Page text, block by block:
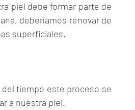
piel debe formar parte de
deberíamos renovar de
superficiales.
tiempo este proceso se
a nuestra piel.